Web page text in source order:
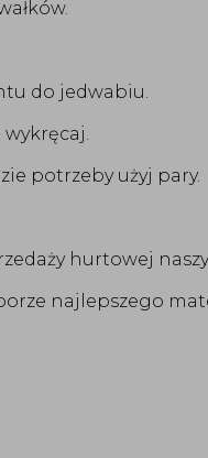
do jedwabiu.
potrzeby użyj pary.
hurtowej
najlepszego